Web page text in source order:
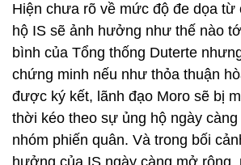
Hiện chưa rõ về mức độ đe dọa từ
hộ IS sẽ ảnh hưởng như thế nào
bình của Tổng thống Duterte
chứng minh nếu như thỏa thuận
được ký kết, lãnh đạo Moro sẽ bị
thời kéo theo sự ủng hộ ngày
nhóm phiến quân. Và trong bối
hưởng của IS ngày càng mở rộng,